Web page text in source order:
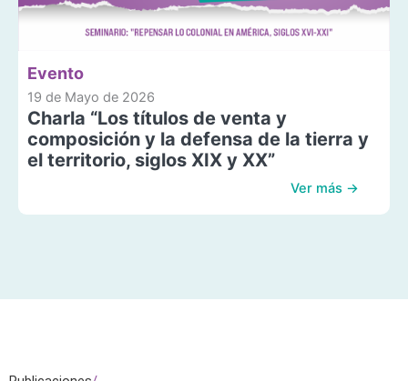
Evento
19 de Mayo de 2026
Charla “Los títulos de venta y
composición y la defensa de la tierra y
el territorio, siglos XIX y XX”
Ver más →